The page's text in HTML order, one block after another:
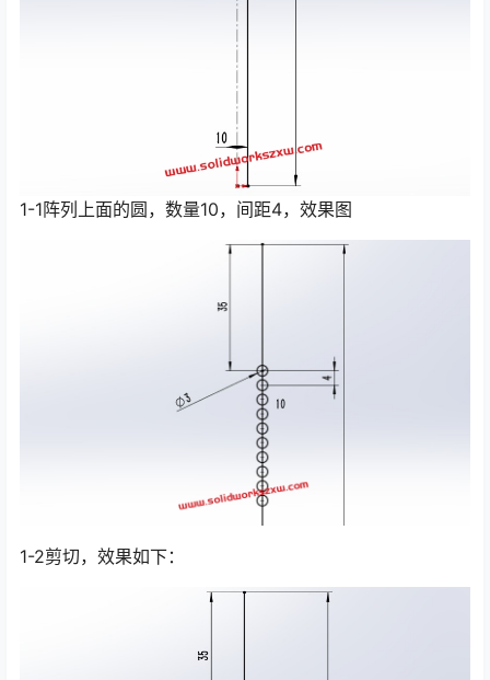
1-1阵列上面的圆，数量10，间距4，效果图
1-2剪切，效果如下：